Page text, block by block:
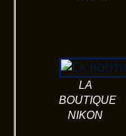
LA
BOUTIQUE
NIKON